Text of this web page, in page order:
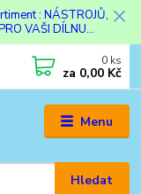
: NÁSTROJŮ,
VAŠI DÍLNU...
Menu
Hledat
0 ks
za 0,00 Kč